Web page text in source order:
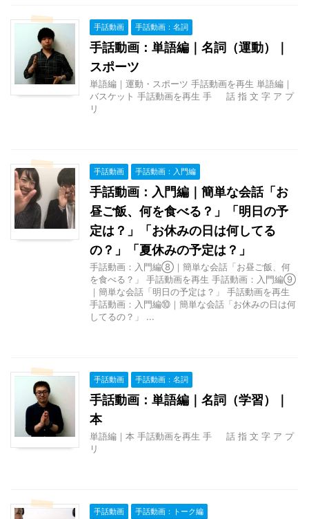
手話動画 手話動画：名詞
手話動画：単語編｜名詞（運動）｜
スポーツ
単語編｜運動・スポーツ 手話動画を再生 単語編｜
バスケット 手話動画を再生 手 話 指 文 字 ア プ
リ
手話動画 手話動画：入門編
手話動画：入門編｜簡単な会話「お
昼ご飯、何を食べる？」「明日の予
定は？」「お休みの日は何してる
の？」「夏休みの予定は？」
手話動画：入門編⑧｜簡単な会話「お昼ご飯、何
を食べる？」 手話動画を再生 手話動画：入門編⑨
｜簡単な会話「明日の予定は？」 手話動画を再生
手話動画：入門編⑩｜簡単な会話「お休みの日は何
してるの？」 ...
手話動画 手話動画：名詞
手話動画：単語編｜名詞（学習）｜
本
単語編｜本 手話動画を再生 手 話 指 文 字 ア プ
リ
手話動画 手話動画：トーク編